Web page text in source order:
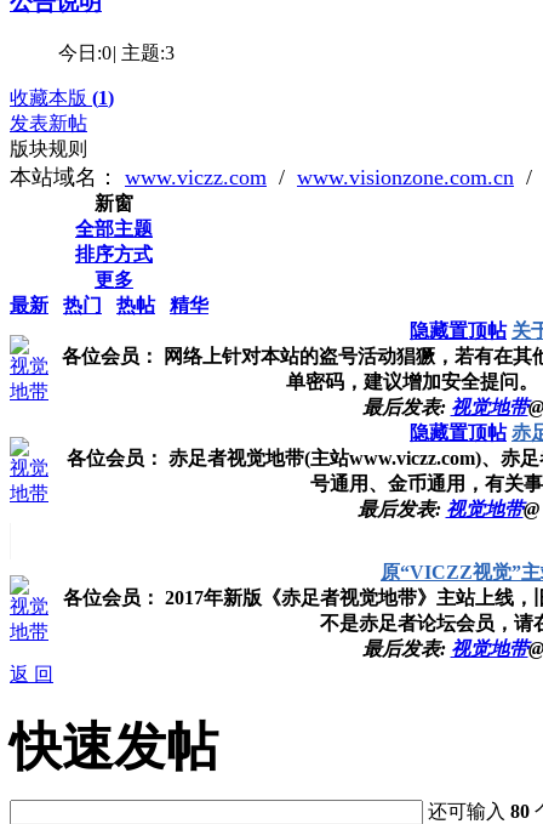
今日:0| 主题:3
收藏本版 (1)
发表新帖
版块规则
本站域名： www.viczz.com / www.visionzone.com.cn
新窗
全部主题
排序方式
更多
最新
热门 热帖 精华
视觉
地带
隐藏置顶帖 关
各位会员： 网络上针对本站的盗号活动猖獗，若有在
单密码，建议增加安全提问
最后发表: 视觉地带@
视觉
地带
隐藏置顶帖 赤
各位会员： 赤足者视觉地带(主站www.viczz.com)、赤
号通用、金币通用，有关
最后发表: 视觉地带@
视觉
地带
原“VICZZ视觉”
各位会员： 2017年新版《赤足者视觉地带》主站上线
不是赤足者论坛会员，请
最后发表: 视觉地带@
返 回
快速发帖
还可输入80